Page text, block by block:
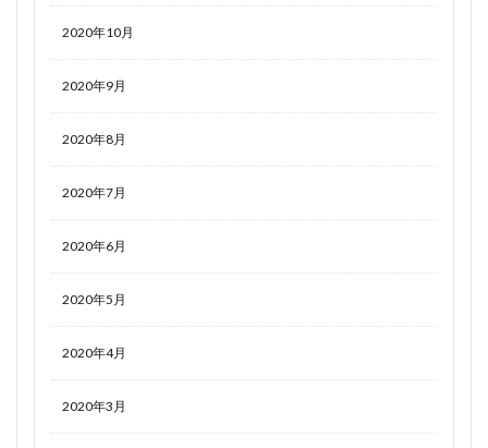
2020年10月
2020年9月
2020年8月
2020年7月
2020年6月
2020年5月
2020年4月
2020年3月